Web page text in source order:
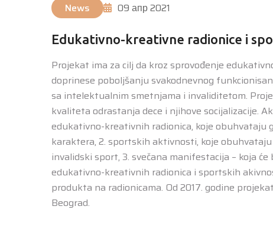
News 09 апр 2021
Edukativno-kreativne radionice i
Projekat ima za cilj da kroz sprovođenje
doprinese poboljšanju svakodnevnog
sa intelektualnim smetnjama i invaliditetom.
kvaliteta odrastanja dece i njihove socijalizacije.
edukativno-kreativnih radionica, koje obuhvataju
karaktera, 2. sportskih aktivnosti, koje
invalidski sport, 3. svečana manifestacija – koja
edukativno-kreativnih radionica i sportskih
produkta na radionicama. Od 2017. godine
Beograd.